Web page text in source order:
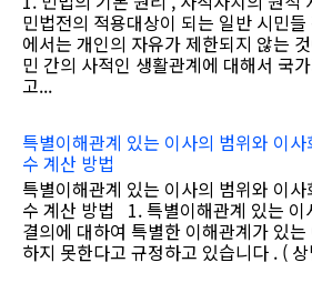
민법전의 적용대상이 되는 일반 시민
에서는 개인의 자유가 제한되지 않는
민 간의 사적인 생활관계에 대해서 국
고...
특별이해관계 있는 이사의 범위와 이
수 계산 방법
특별이해관계 있는 이사의 범위와 이
수 계산 방법 1. 특별이해관계 있는 이
결의에 대하여 특별한 이해관계가 있
하지 못한다고 규정하고 있습니다 . (